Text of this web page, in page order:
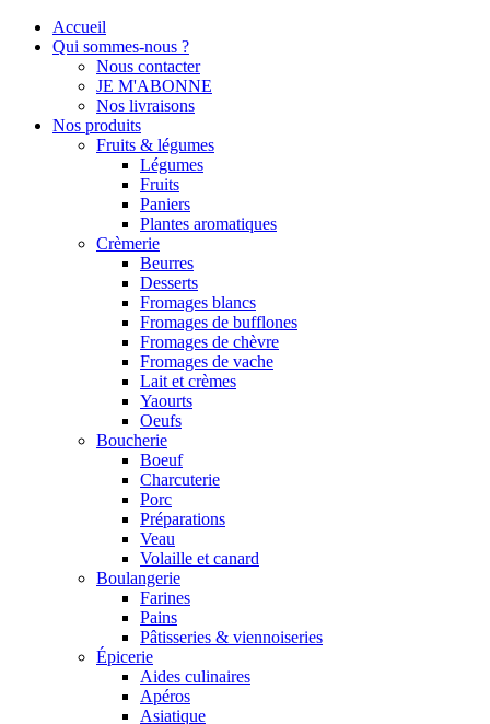
Accueil
Qui sommes-nous ?
Nous contacter
JE M'ABONNE
Nos livraisons
Nos produits
Fruits & légumes
Légumes
Fruits
Paniers
Plantes aromatiques
Crèmerie
Beurres
Desserts
Fromages blancs
Fromages de bufflones
Fromages de chèvre
Fromages de vache
Lait et crèmes
Yaourts
Oeufs
Boucherie
Boeuf
Charcuterie
Porc
Préparations
Veau
Volaille et canard
Boulangerie
Farines
Pains
Pâtisseries & viennoiseries
Épicerie
Aides culinaires
Apéros
Asiatique